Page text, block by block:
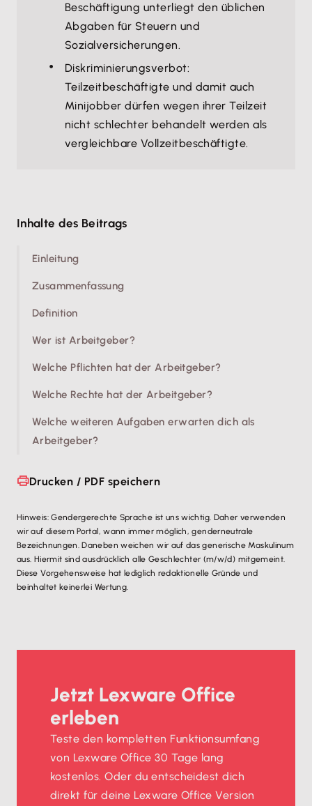
Beschäftigung unterliegt den üblichen
Abgaben für Steuern und
Sozialversicherungen.
Diskriminierungsverbot:
Teilzeitbeschäftigte und damit auch
Minijobber dürfen wegen ihrer Teilzeit
nicht schlechter behandelt werden als
vergleichbare Vollzeitbeschäftigte.
Inhalte des Beitrags
Einleitung
Zusammenfassung
Definition
Wer ist Arbeitgeber?
Welche Pflichten hat der Arbeitgeber?
Welche Rechte hat der Arbeitgeber?
Welche weiteren Aufgaben erwarten dich als
Arbeitgeber?
Drucken / PDF speichern
Hinweis: Gendergerechte Sprache ist uns wichtig. Daher verwenden
wir auf diesem Portal, wann immer möglich, genderneutrale
Bezeichnungen. Daneben weichen wir auf das generische Maskulinum
aus. Hiermit sind ausdrücklich alle Geschlechter (m/w/d) mitgemeint.
Diese Vorgehensweise hat lediglich redaktionelle Gründe und
beinhaltet keinerlei Wertung.
Jetzt Lexware Office
erleben
Teste den kompletten Funktionsumfang
von Lexware Office 30 Tage lang
kostenlos. Oder du entscheidest dich
direkt für deine Lexware Office Version